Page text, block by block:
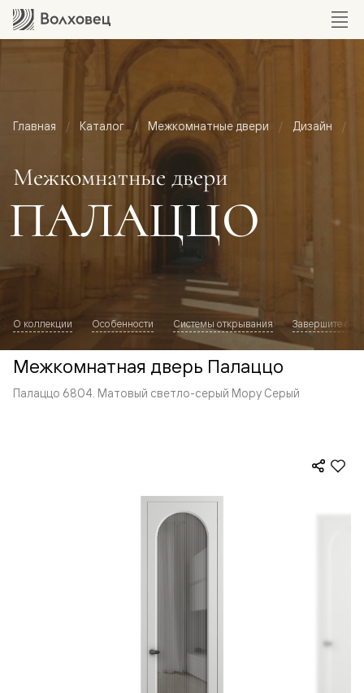
Главная Каталог Межкомнатные двери Дизайн
Межкомнатные двери
ПАЛАЦЦО
О коллекции Особенности Системы открывания Завершите
Межкомнатная дверь Палаццо
Палаццо 6804. Матовый светло-серый Мору Серый